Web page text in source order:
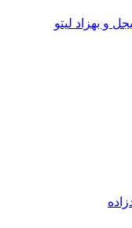
و بهزاد لیتو